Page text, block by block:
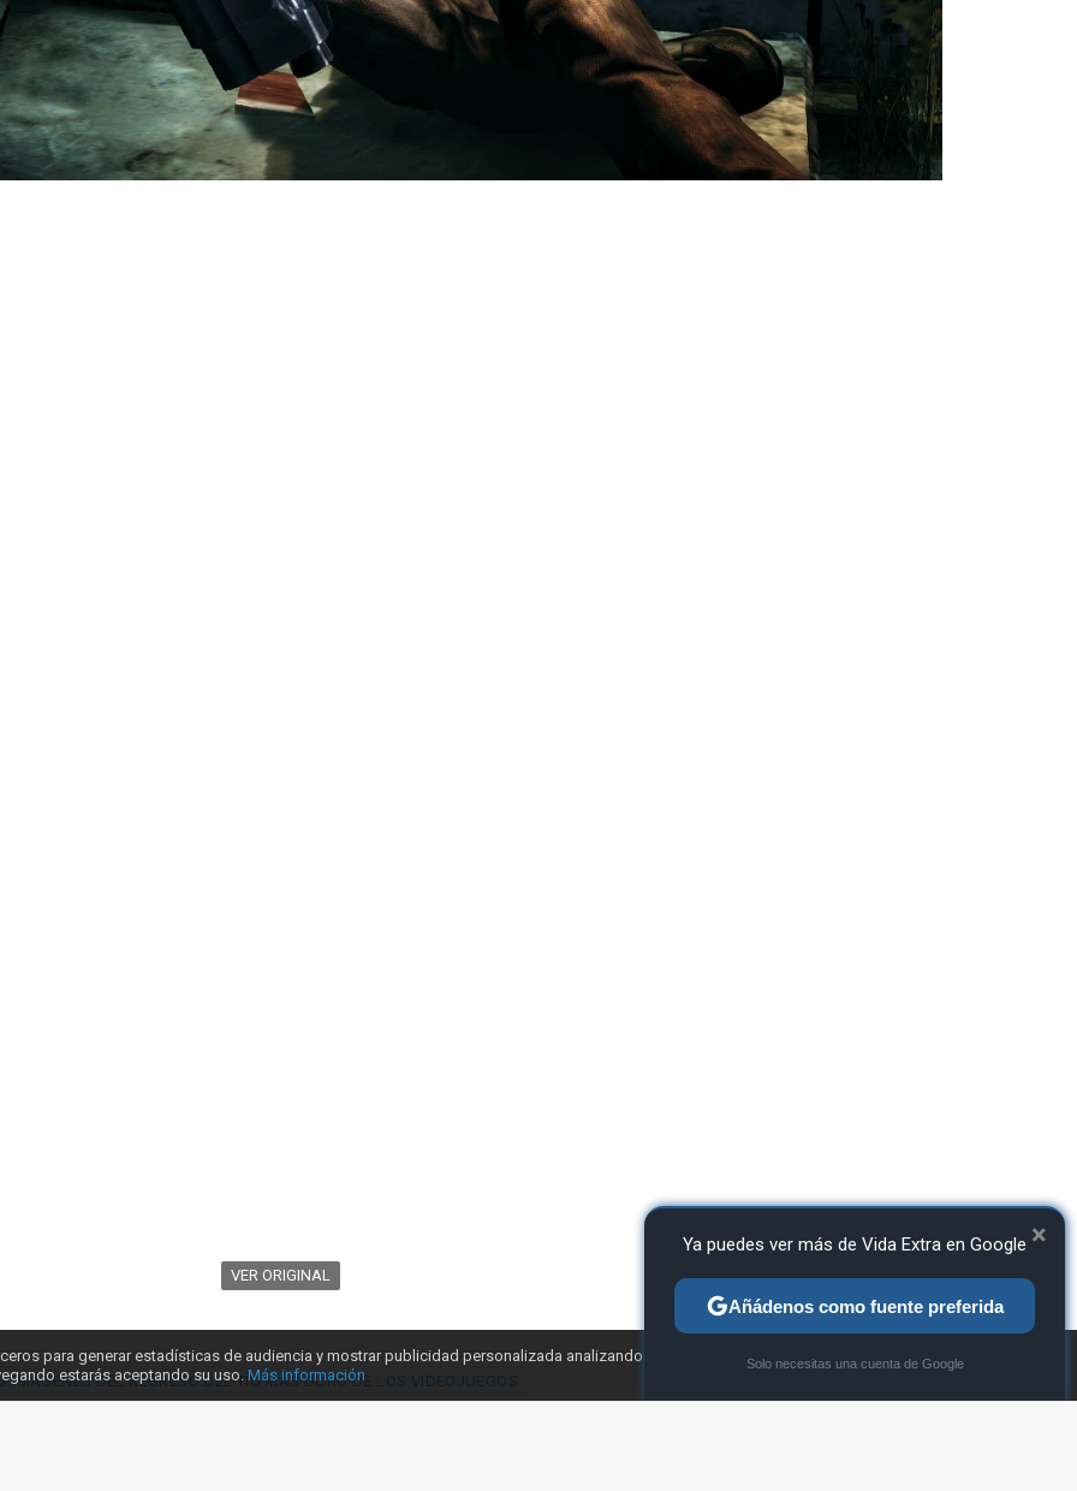
VER ORIGINAL
IMÁGENES DEL REGRESO DEL TÍO MÁS DURO DE LOS VIDEOJUEGOS
para generar estadísticas de audiencia y mostrar publicidad personalizada analizando tu
estarás aceptando su uso. Más información
×
Ya puedes ver más de Vida Extra en Google
Añádenos como fuente preferida
Solo necesitas una cuenta de Google